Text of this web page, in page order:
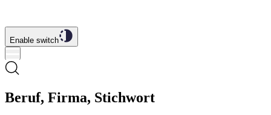
Enable switch
Beruf, Firma, Stichwort